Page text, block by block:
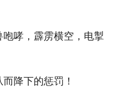
哮，霹雳横空，电掣
降下的惩罚！